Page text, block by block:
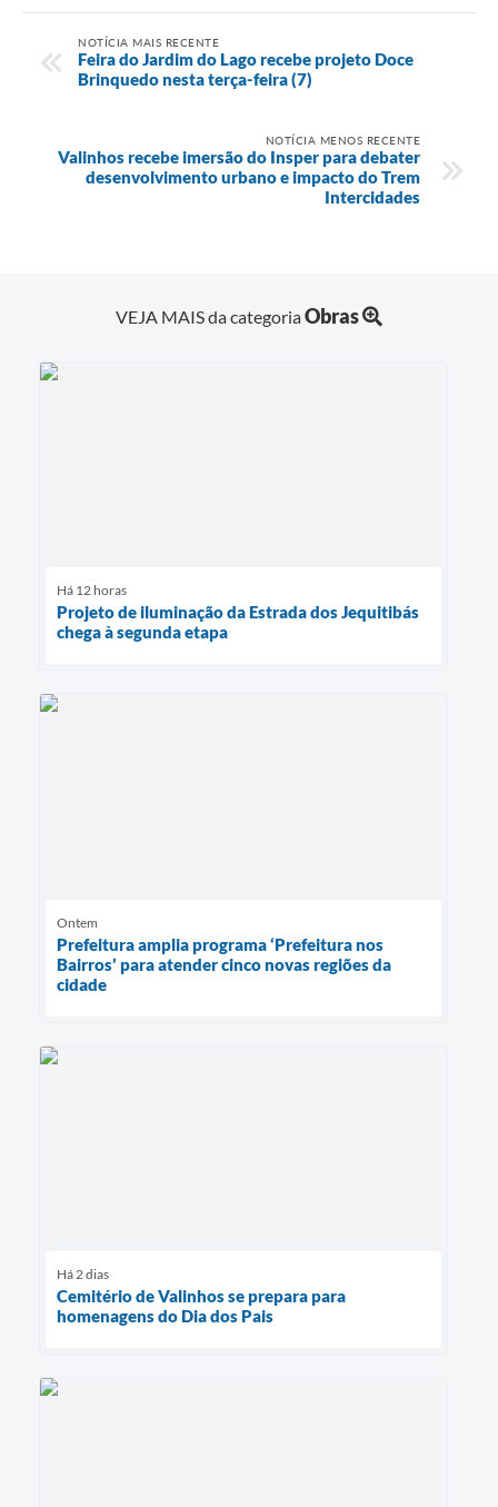
NOTÍCIA MAIS RECENTE
Feira do Jardim do Lago recebe projeto Doce
Brinquedo nesta terça-feira (7)
NOTÍCIA MENOS RECENTE
Valinhos recebe imersão do Insper para debater
desenvolvimento urbano e impacto do Trem
Intercidades
VEJA MAIS da categoriaObras
Há 12 horas
Projeto de iluminação da Estrada dos Jequitibás
chega à segunda etapa
Ontem
Prefeitura amplia programa ‘Prefeitura nos
Bairros’ para atender cinco novas regiões da
cidade
Há 2 dias
Cemitério de Valinhos se prepara para
homenagens do Dia dos Pais